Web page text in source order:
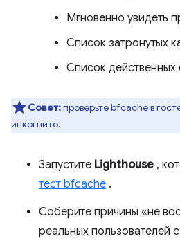
Мгновенно увидеть
Список затронутых
Список действенных
Совет:проверьте bfcache в
инкогнито.
Запустите Lighthouse ,
тест bfcache .
Соберите причины «не
реальных пользователей